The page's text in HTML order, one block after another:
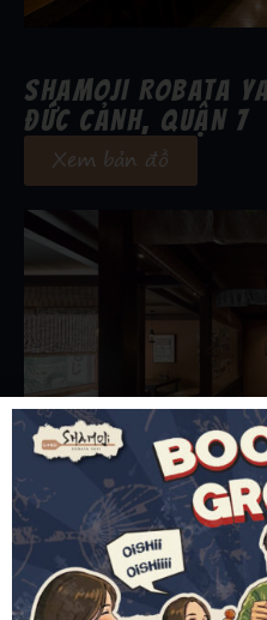
SHAMOJI ROBATA
ĐỨC CẢNH, QUẬN 7
Xem bản đồ
SHAMOJI ROBATA
QUẬN 1